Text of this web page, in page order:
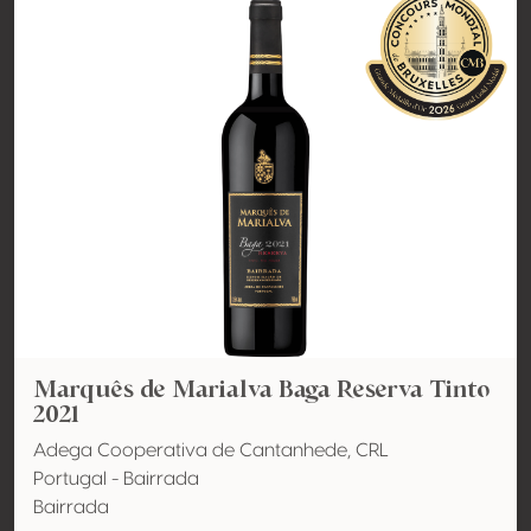
Marquês de Marialva Baga Reserva Tinto
2021
Adega Cooperativa de Cantanhede, CRL
Portugal - Bairrada
Bairrada